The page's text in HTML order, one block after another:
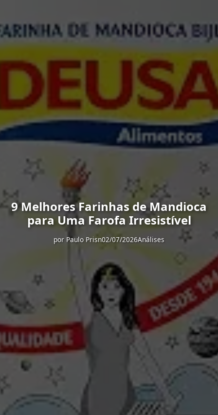
9 Melhores Farinhas de Mandioca
para Uma Farofa Irresistível
por Paulo Prisn02/07/2026Análises